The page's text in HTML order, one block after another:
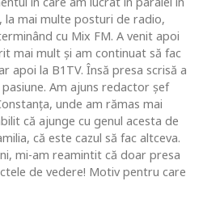
la mai multe posturi de radio,
cu Mix FM. A venit apoi
mai mult şi am continuat să fac
apoi la B1TV. Însă presa scrisă a
Am ajuns redactor şef
unde am rămas mai
că ajunge cu genul acesta de
că este cazul să fac altceva.
mi-am reamintit că doar presa
de vedere! Motiv pentru care